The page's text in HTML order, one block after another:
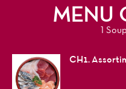
MENU
1
CH1.